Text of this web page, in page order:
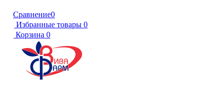
Сравнение0
Избранные товары 0
Корзина 0